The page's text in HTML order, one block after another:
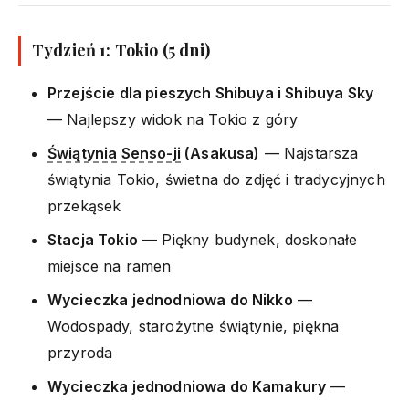
Tydzień 1: Tokio (5 dni)
Przejście dla pieszych Shibuya i Shibuya Sky
— Najlepszy widok na Tokio z góry
Świątynia Senso-ji (Asakusa) — Najstarsza
świątynia Tokio, świetna do zdjęć i tradycyjnych
przekąsek
Stacja Tokio — Piękny budynek, doskonałe
miejsce na ramen
Wycieczka jednodniowa do Nikko —
Wodospady, starożytne świątynie, piękna
przyroda
Wycieczka jednodniowa do Kamakury —